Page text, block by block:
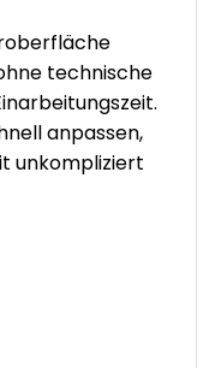
technische
anpassen,
unkompliziert